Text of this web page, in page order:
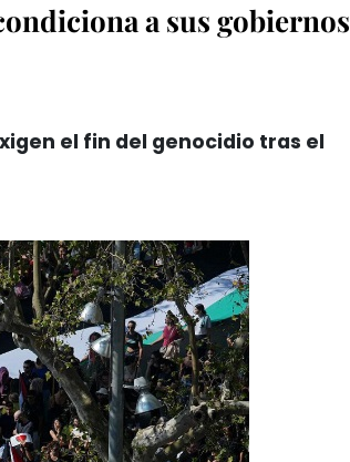
a sus gobiernos
el fin del genocidio tras el